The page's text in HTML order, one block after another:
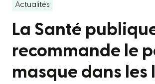
Actualités
La Santé
recommande le
masque dans les